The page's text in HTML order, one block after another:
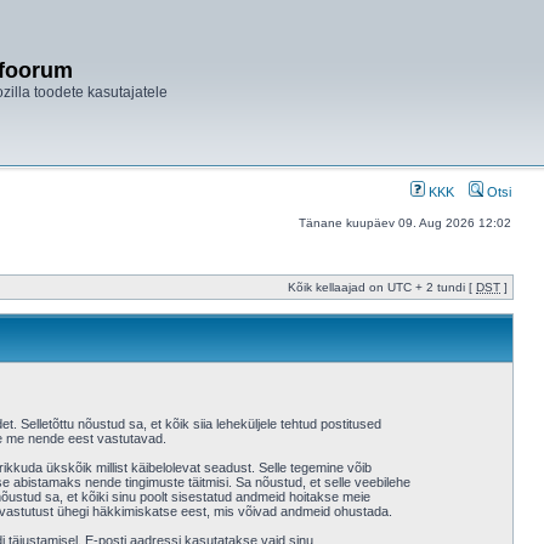
toodete kasutajatele
KKK Otsi
Tänane kuupäev 09. Aug 2026 12:02
Kõik kellaajad on UTC + 2 tundi [ DST ]
Selletõttu nõustud sa, et kõik siia leheküljele tehtud postitused
nende eest vastutavad.
ükskõik millist käibelolevat seadust. Selle tegemine võib
nende tingimuste täitmisi. Sa nõustud, et selle veebilehe
sa, et kõiki sinu poolt sisestatud andmeid hoitakse meie
ühegi häkkimiskatse eest, mis võivad andmeid ohustada.
täiustamisel. E-posti aadressi kasutatakse vaid sinu